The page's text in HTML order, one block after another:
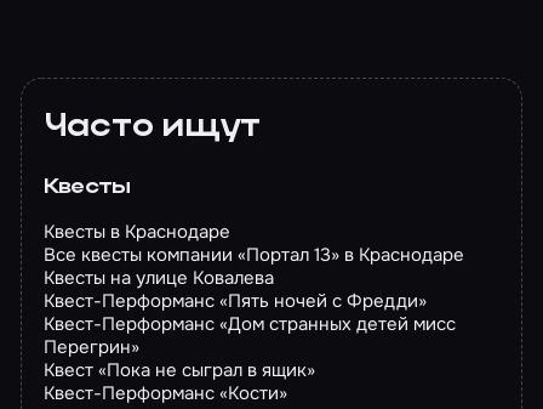
Часто ищут
Квесты
Квесты в Краснодаре
Все квесты компании «Портал 13» в Краснодаре
Квесты на улице Ковалева
Квест-Перформанс «Пять ночей с Фредди»
Квест-Перформанс «Дом странных детей мисс
Перегрин»
Квест «Пока не сыграл в ящик»
Квест-Перформанс «Кости»